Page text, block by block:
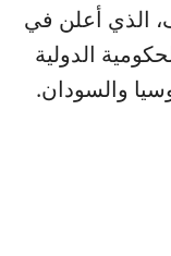
الذي أعلن في
الدولية
والسودان.